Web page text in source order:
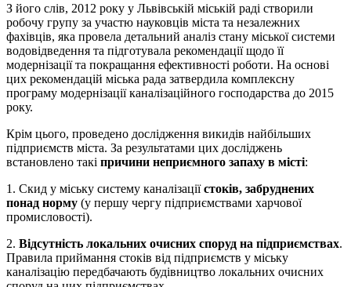
З його слів, 2012 року у Львівській міській раді створили
робочу групу за участю науковців міста та незалежних
фахівців, яка провела детальний аналіз стану міської системи
водовідведення та підготувала рекомендації щодо її
модернізації та покращання ефективності роботи. На основі
цих рекомендацій міська рада затвердила комплексну
програму модернізації каналізаційного господарства до 2015
року.
Крім цього, проведено дослідження викидів найбільших
підприємств міста. За результатами цих досліджень
встановлено такі причини неприємного запаху в місті:
1. Скид у міську систему каналізаціїстоків, забруднених
понад норму (у першу чергу підприємствами харчової
промисловості).
2. Відсутність локальних очисних споруд на підприємствах.
Правила приймання стоків від підприємств у міську
каналізацію передбачають будівництво локальних очисних